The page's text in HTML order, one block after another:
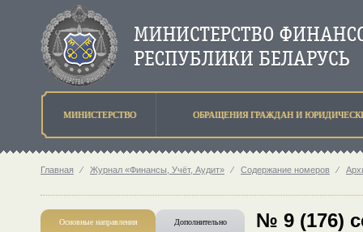
МИНИСТЕРСТВО ОБРАЩЕНИЯ ГРАЖДАН И
Главная ⁄ Журнал «Финансы, Учёт, Аудит» ⁄ Содержание номеров ⁄
Основные направления Дополнительно № 9 (176)